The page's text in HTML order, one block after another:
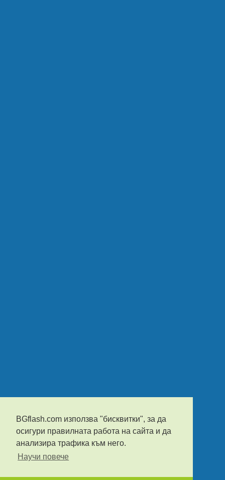
BGflash.com използва "бисквитки", за да
осигури правилната работа на сайта и да
анализира трафика към него.
Научи повече